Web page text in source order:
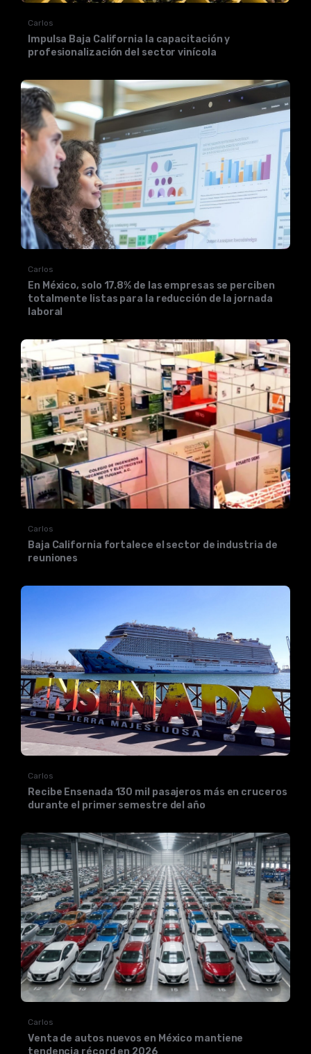
Carlos
Impulsa Baja California la capacitación y
profesionalización del sector vinícola
Carlos
En México, solo 17.8% de las empresas se perciben
totalmente listas para la reducción de la jornada
laboral
Carlos
Baja California fortalece el sector de industria de
reuniones
Carlos
Recibe Ensenada 130 mil pasajeros más en cruceros
durante el primer semestre del año
Carlos
Venta de autos nuevos en México mantiene